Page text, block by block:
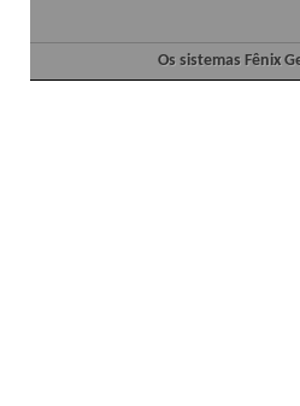
Os sistemas Fênix